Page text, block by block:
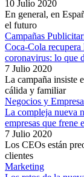
10 Julio 2020
En general, en
el futuro
Campañas
Coca-Cola
coronavirus: lo que
7 Julio 2020
La campaña insiste
cálida y familiar
Negocios y
La compleja nueva
empresas que frene
7 Julio 2020
Los CEOs están
clientes
Marketing